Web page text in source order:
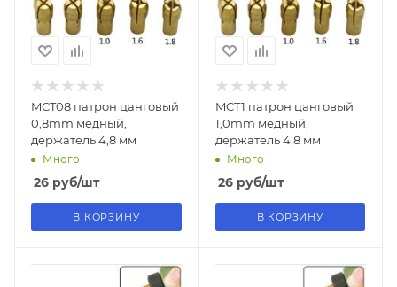
MCT08 патрон цанговый
0,8mm медный,
держатель 4,8 мм
Много
26 руб/шт
В КОРЗИНУ
MCT1 патрон цанговый
1,0mm медный,
держатель 4,8 мм
Много
26руб/шт
В КОРЗИНУ